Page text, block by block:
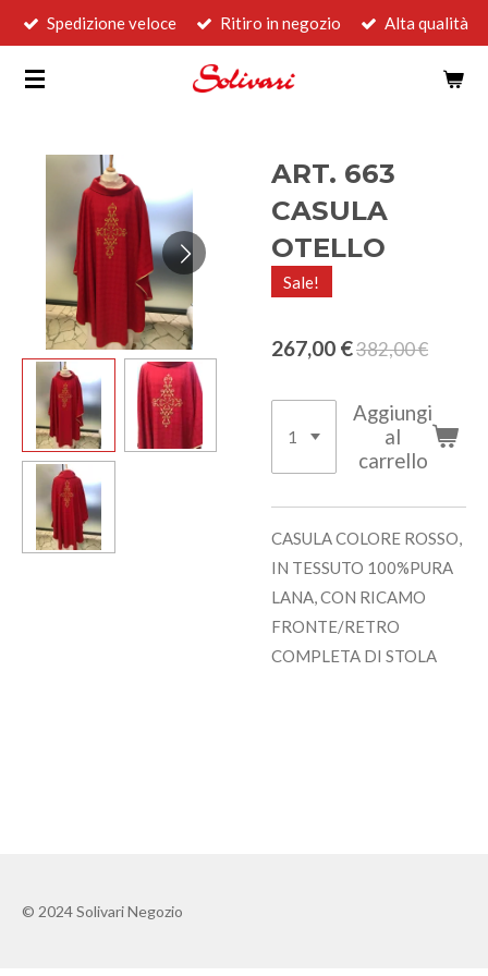
Vai
contenuto
Spedizione veloce Ritiro in negozio Alta qualità
ART. 663
CASULA
OTELLO
Sale!
267,00 €382,00 €
Aggiungi
al
carrello
CASULA COLORE ROSSO,
IN TESSUTO 100%PURA
LANA, CON RICAMO
FRONTE/RETRO
COMPLETA DI STOLA
© 2024 Solivari Negozio